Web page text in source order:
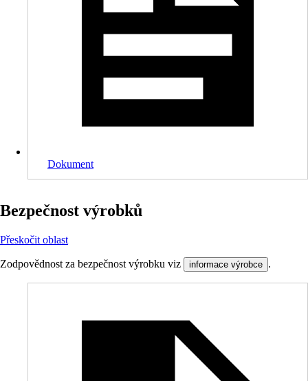
Dokument
Bezpečnost výrobků
Přeskočit oblast
Zodpovědnost za bezpečnost výrobku viz informace výrobce .